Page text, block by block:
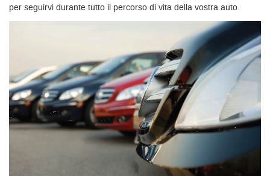
CONTATTI
per seguirvi durante tutto il percorso di vita della vostra auto.